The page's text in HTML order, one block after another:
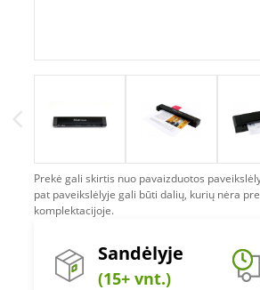
Prekė gali skirtis nuo pavaizduotos
pat paveikslėlyje gali būti dalių, kurių nėra
komplektacijoje.
Sandėlyje
(15+ vnt.)